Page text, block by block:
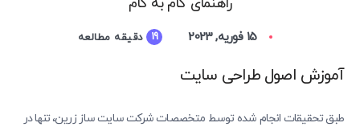
15 فوریه, 2023 19 دقیقه مطالعه
آموزش اصول طراحی سایت
طبق تحقیقات انجام شده توسط متخصصات شرکت سایت ساز زرین، تنها در